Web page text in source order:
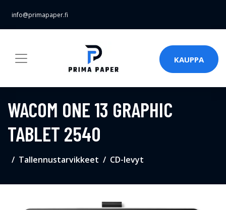
info@primapaper.fi
KAUPPA
WACOM ONE 13 GRAPHIC
TABLET 2540
Tallennustarvikkeet CD-levyt